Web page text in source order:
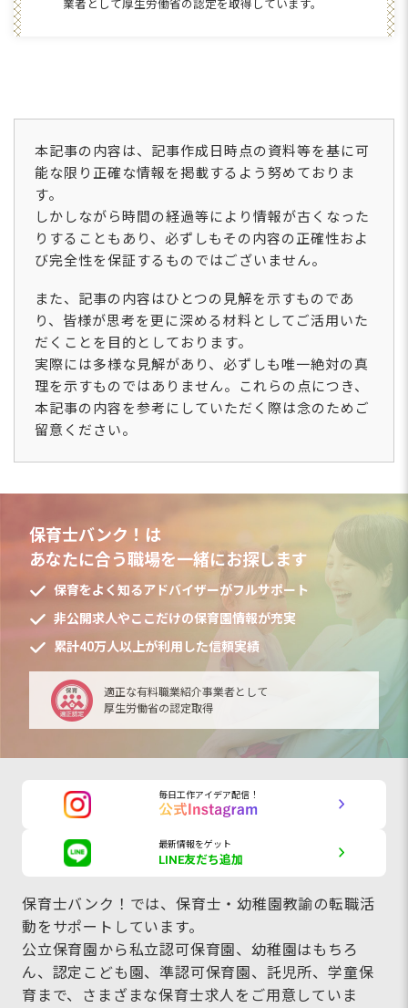
業者として厚生労働省の認定を取得しています。
本記事の内容は、記事作成日時点の資料等を基に可
能な限り正確な情報を掲載するよう努めておりま
す。
しかしながら時間の経過等により情報が古くなった
りすることもあり、必ずしもその内容の正確性およ
び完全性を保証するものではございません。
また、記事の内容はひとつの見解を示すものであ
り、皆様が思考を更に深める材料としてご活用いた
だくことを目的としております。
実際には多様な見解があり、必ずしも唯一絶対の真
理を示すものではありません。これらの点につき、
本記事の内容を参考にしていただく際は念のためご
留意ください。
保育士バンク！は
あなたに合う職場を一緒にお探します
保育をよく知るアドバイザーがフルサポート
非公開求人やここだけの保育園情報が充実
累計40万人以上が利用した信頼実績
適正な有料職業紹介事業者として
厚生労働省の認定取得
毎日工作アイデア配信！
最新情報をゲット
LINE友だち追加
保育士バンク！では、保育士・幼稚園教諭の転職活
動をサポートしています。
公立保育園から私立認可保育園、幼稚園はもちろ
ん、認定こども園、準認可保育園、託児所、学童保
育まで、さまざまな保育士求人をご用意していま